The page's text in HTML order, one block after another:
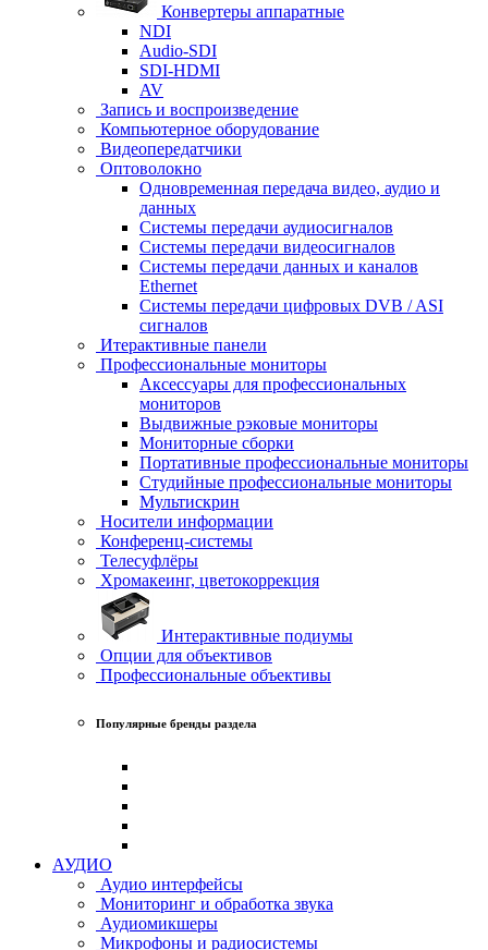
Конвертеры аппаратные
NDI
Audio-SDI
SDI-HDMI
AV
Запись и воспроизведение
Компьютерное оборудование
Видеопередатчики
Оптоволокно
Одновременная передача видео, аудио и
данных
Системы передачи аудиосигналов
Системы передачи видеосигналов
Системы передачи данных и каналов
Ethernet
Системы передачи цифровых DVB / ASI
сигналов
Итерактивные панели
Профессиональные мониторы
Аксессуары для профессиональных
мониторов
Выдвижные рэковые мониторы
Мониторные сборки
Портативные профессиональные мониторы
Студийные профессиональные мониторы
Мультискрин
Носители информации
Конференц-системы
Телесуфлёры
Хромакеинг, цветокоррекция
Интерактивные подиумы
Опции для объективов
Профессиональные объективы
Популярные бренды раздела
АУДИО
Аудио интерфейсы
Мониторинг и обработка звука
Аудиомикшеры
Микрофоны и радиосистемы